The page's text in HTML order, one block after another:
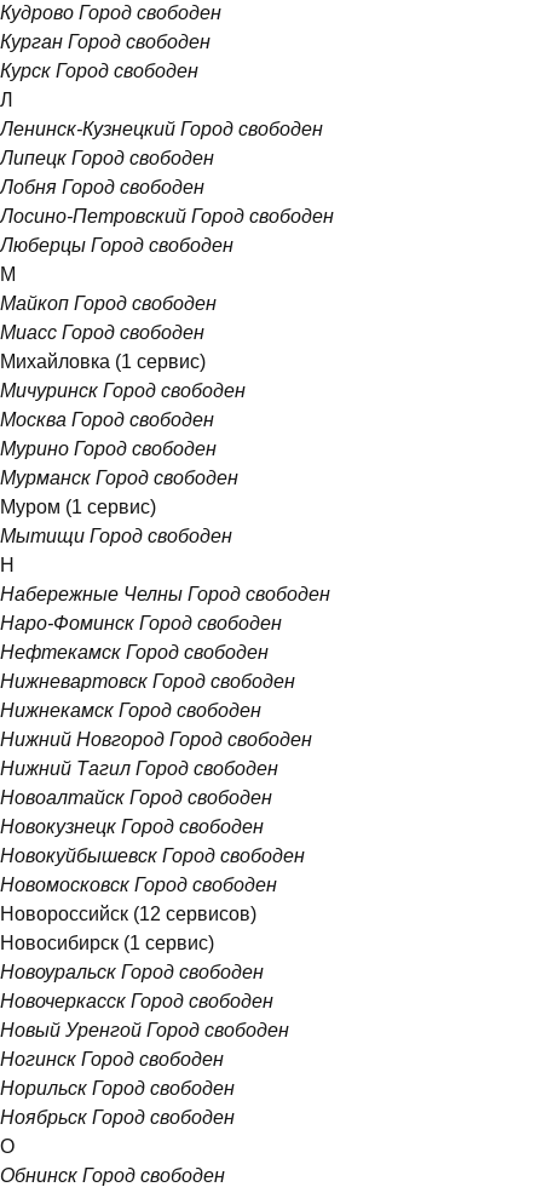
Кудрово Город свободен
Курган Город свободен
Курск Город свободен
Л
Ленинск-Кузнецкий Город свободен
Липецк Город свободен
Лобня Город свободен
Лосино-Петровский Город свободен
Люберцы Город свободен
М
Майкоп Город свободен
Миасс Город свободен
Михайловка (1 сервис)
Мичуринск Город свободен
Москва Город свободен
Мурино Город свободен
Мурманск Город свободен
Муром (1 сервис)
Мытищи Город свободен
Н
Набережные Челны Город свободен
Наро-Фоминск Город свободен
Нефтекамск Город свободен
Нижневартовск Город свободен
Нижнекамск Город свободен
Нижний Новгород Город свободен
Нижний Тагил Город свободен
Новоалтайск Город свободен
Новокузнецк Город свободен
Новокуйбышевск Город свободен
Новомосковск Город свободен
Новороссийск (12 сервисов)
Новосибирск (1 сервис)
Новоуральск Город свободен
Новочеркасск Город свободен
Новый Уренгой Город свободен
Ногинск Город свободен
Норильск Город свободен
Ноябрьск Город свободен
О
Обнинск Город свободен